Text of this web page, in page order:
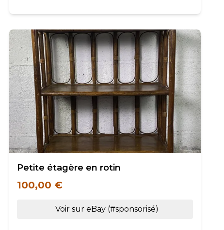
Petite étagère en rotin
100,00 €
Voir sur eBay (#sponsorisé)